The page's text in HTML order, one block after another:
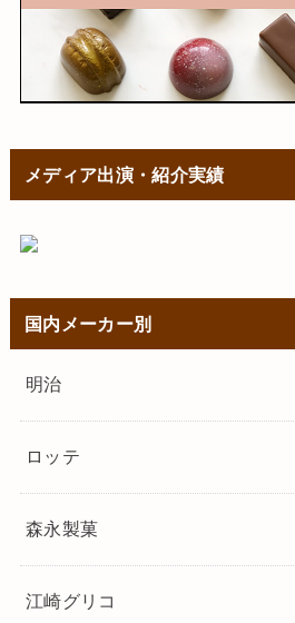
メディア出演・紹介実績
国内メーカー別
明治
ロッテ
森永製菓
江崎グリコ